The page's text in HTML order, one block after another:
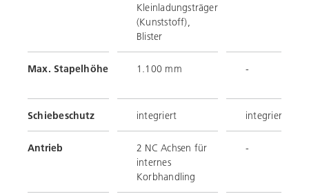
Kleinladungsträger
(Kunststoff),
Blister
Max. Stapelhöhe 1.100 mm -
Schiebeschutz integriert integriert
Antrieb
2 NC Achsen für
internes
Korbhandling
-